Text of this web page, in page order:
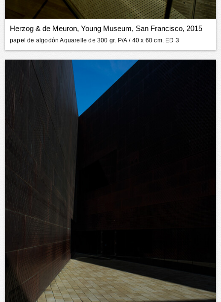
Herzog & de Meuron, Young Museum, San Francisco, 2015
papel de algodón Aquarelle de 300 gr. P/A / 40 x 60 cm. ED 3